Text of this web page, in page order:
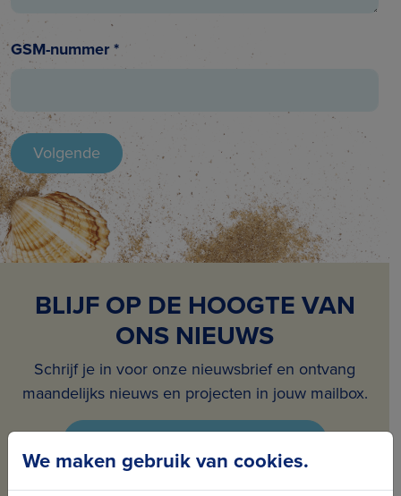
GSM-nummer*
BLIJF OP DE HOOGTE VAN
ONS NIEUWS
Schrijf je in voor onze nieuwsbrief en ontvang
maandelijks nieuws en projecten in jouw mailbox.
Inschrijven voor de nieuwsbrief
We maken gebruik van cookies.